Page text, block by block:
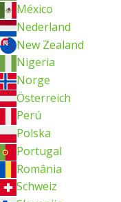
México
Nederland
New Zealand
Nigeria
Norge
Österreich
Perú
Polska
Portugal
România
Schweiz